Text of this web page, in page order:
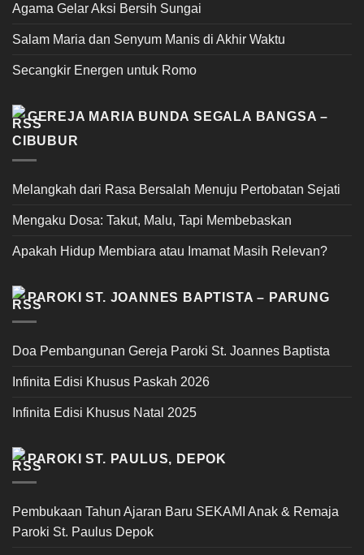
Agama Gelar Aksi Bersih Sungai
Salam Maria dan Senyum Manis di Akhir Waktu
Secangkir Energen untuk Romo
GEREJA MARIA BUNDA SEGALA BANGSA –
CIBUBUR
Melangkah dari Rasa Bersalah Menuju Pertobatan Sejati
Mengaku Dosa: Takut, Malu, Tapi Membebaskan
Apakah Hidup Membiara atau Imamat Masih Relevan?
PAROKI ST. JOANNES BAPTISTA – PARUNG
Doa Pembangunan Gereja Paroki St. Joannes Baptista
Infinita Edisi Khusus Paskah 2026
Infinita Edisi Khusus Natal 2025
PAROKI ST. PAULUS, DEPOK
Pembukaan Tahun Ajaran Baru SEKAMI Anak & Remaja
Paroki St. Paulus Depok